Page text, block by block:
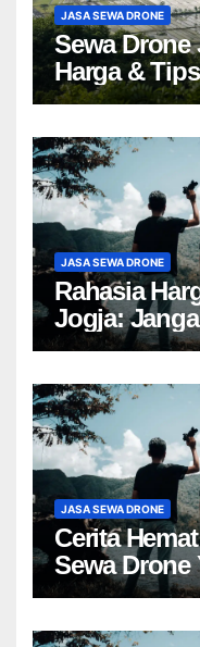
JASA SEWA DRONE
Sewa
Harga &
JASA SEWA DRONE
Rahasia
Jogja:
JASA SEWA DRONE
Cerita
Sewa Drone